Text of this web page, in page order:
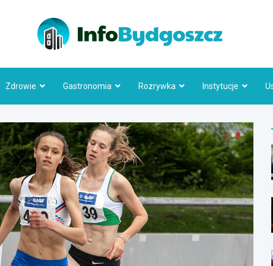
Zdrowie Gastronomia Rozrywka Instytucje